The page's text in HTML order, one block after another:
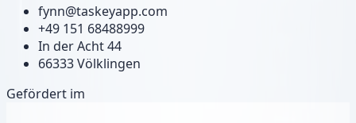
fynn@taskeyapp.com
+49 151 68488999
In der Acht 44
66333 Völklingen
Gefördert im